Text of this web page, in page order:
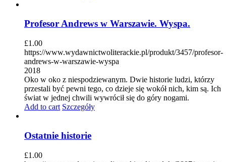
Profesor Andrews w Warszawie. Wyspa.
£1.00
https://www.wydawnictwoliterackie.pl/produkt/3457/profesor-
andrews-w-warszawie-wyspa
2018
Oko w oko z niespodziewanym. Dwie historie ludzi, którzy
przestali być pewni tego, co dzieje się wokół nich, kim są. Ich
świat w jednej chwili wywrócił się do góry nogami.
Add to cart Szczegóły
Ostatnie historie
£1.00